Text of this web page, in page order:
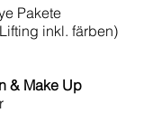
Pakete
inkl. färben)
& Make Up